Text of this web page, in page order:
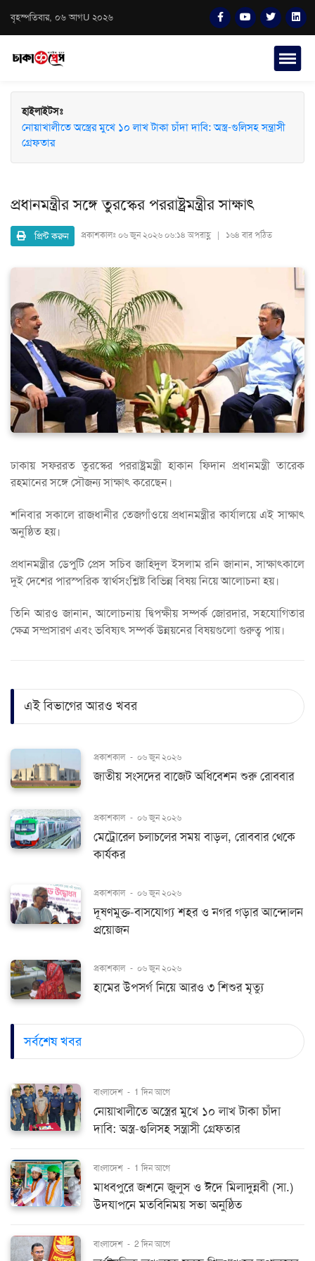
বৃহস্পতিবার, ০৬ আগU ২০২৬
হাইলাইটসঃ
নোয়াখালীতে অস্ত্রের মুখে ১০ লাখ টাকা চাঁদা দাবি: অস্ত্র-গুলিসহ সন্ত্রাসী
মাধবপুরে জশনে জুলুস ও ঈদে মিলাদুন্নবী (সা.) উদযাপনে মতবিনিময়
সভা অনুষ্ঠিত
প্রধানমন্ত্রীর সঙ্গে তুরস্কের পররাষ্ট্রমন্ত্রীর সাক্ষাৎ
প্রিন্ট করুন প্রকাশকালঃ ০৬ জুন ২০২৬ ০৬:১৪ অপরাহ্ণ | ১৬৪ বার পঠিত
ঢাকায় সফররত তুরস্কের পররাষ্ট্রমন্ত্রী হাকান ফিদান প্রধানমন্ত্রী তারেক
রহমানের সঙ্গে সৌজন্য সাক্ষাৎ করেছেন।
শনিবার সকালে রাজধানীর তেজগাঁওয়ে প্রধানমন্ত্রীর কার্যালয়ে এই সাক্ষাৎ
অনুষ্ঠিত হয়।
প্রধানমন্ত্রীর ডেপুটি প্রেস সচিব জাহিদুল ইসলাম রনি জানান, সাক্ষাৎকালে
দুই দেশের পারস্পরিক স্বার্থসংশ্লিষ্ট বিভিন্ন বিষয় নিয়ে আলোচনা হয়।
তিনি আরও জানান, আলোচনায় দ্বিপক্ষীয় সম্পর্ক জোরদার, সহযোগিতার
ক্ষেত্র সম্প্রসারণ এবং ভবিষ্যৎ সম্পর্ক উন্নয়নের বিষয়গুলো গুরুত্ব পায়।
এই বিভাগের আরও খবর
প্রকাশকাল - ০৬ জুন ২০২৬
জাতীয় সংসদের বাজেট অধিবেশন শুরু রোববার
প্রকাশকাল - ০৬ জুন ২০২৬
মেট্রোরেল চলাচলের সময় বাড়ল, রোববার থেকে
কার্যকর
প্রকাশকাল - ০৬ জুন ২০২৬
দূষণমুক্ত-বাসযোগ্য শহর ও নগর গড়ার আন্দোলন
প্রয়োজন
প্রকাশকাল - ০৬ জুন ২০২৬
হামের উপসর্গ নিয়ে আরও ৩ শিশুর মৃত্যু
সর্বশেষ খবর
বাংলাদেশ - 1 দিন আগে
নোয়াখালীতে অস্ত্রের মুখে ১০ লাখ টাকা চাঁদা
দাবি: অস্ত্র-গুলিসহ সন্ত্রাসী গ্রেফতার
বাংলাদেশ - 1 দিন আগে
মাধবপুরে জশনে জুলুস ও ঈদে মিলাদুন্নবী (সা.)
উদযাপনে মতবিনিময় সভা অনুষ্ঠিত
বাংলাদেশ - 2 দিন আগে